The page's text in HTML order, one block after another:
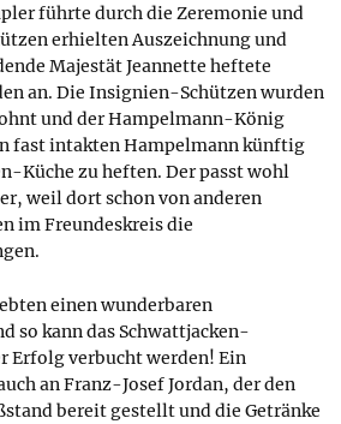
führte durch die Zeremonie und
erhielten Auszeichnung und
Majestät Jeannette heftete
an. Die Insignien-Schützen wurden
und der Hampelmann-König
fast intakten Hampelmann künftig
Küche zu heften. Der passt wohl
weil dort schon von anderen
im Freundeskreis die
einen wunderbaren
so kann das Schwattjacken-
Erfolg verbucht werden! Ein
an Franz-Josef Jordan, der den
bereit gestellt und die Getränke